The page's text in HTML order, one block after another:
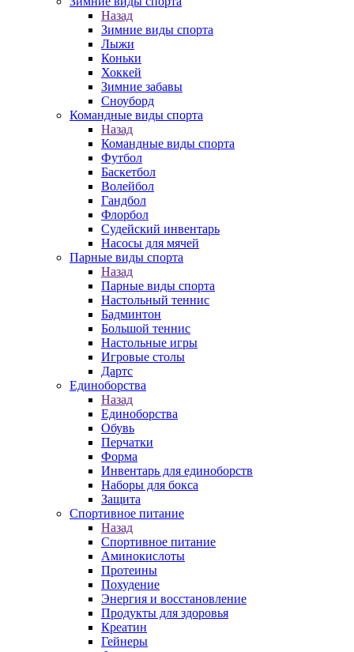
Назад
Зимние виды спорта
Лыжи
Коньки
Хоккей
Зимние забавы
Сноуборд
Командные виды спорта
Назад
Командные виды спорта
Футбол
Баскетбол
Волейбол
Гандбол
Флорбол
Судейский инвентарь
Насосы для мячей
Парные виды спорта
Назад
Парные виды спорта
Настольный теннис
Бадминтон
Большой теннис
Настольные игры
Игровые столы
Дартс
Единоборства
Назад
Единоборства
Обувь
Перчатки
Форма
Инвентарь для единоборств
Наборы для бокса
Защита
Спортивное питание
Назад
Спортивное питание
Аминокислоты
Протеины
Похудение
Энергия и восстановление
Продукты для здоровья
Креатин
Гейнеры